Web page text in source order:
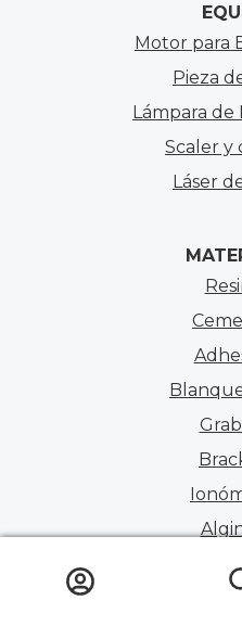
Motor para
Pieza
Lámpara de
Scaler y
Láser